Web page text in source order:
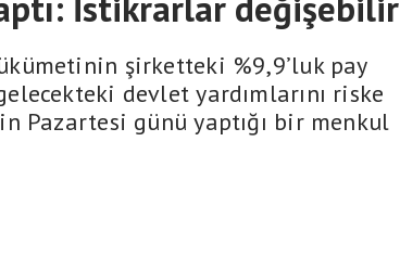
şirketteki %9,9’luk pay
devlet yardımlarını riske
Pazartesi günü yaptığı bir menkul